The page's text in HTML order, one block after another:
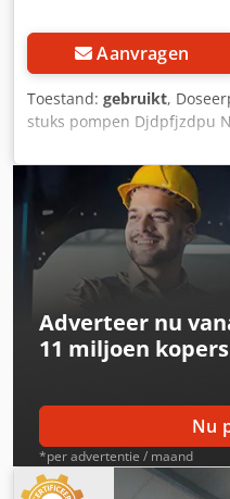
Aanvragen
Toestand: gebruikt,
stuks pompen Djdpfjzdpu
Adverteer nu
11 miljoen kopers
Nu
*per advertentie / maand